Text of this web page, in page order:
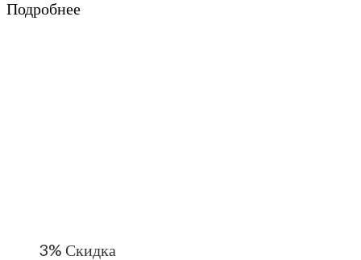
Подробнее
3% Скидка